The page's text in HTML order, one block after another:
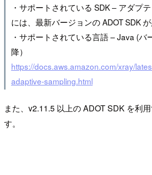
・サポートされている SDK – アダプ
には、最新バージョンの ADOT SDK が
・サポートされている言語 – Java (バ
降）
https://docs.aws.amazon.com/xray/
adaptive-sampling.html
また、v2.11.5 以上の ADOT SDK を利
す。